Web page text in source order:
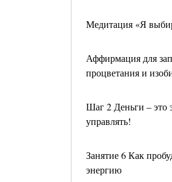
Медитация «Я
Аффирмация для
процветания и
Шаг 2 Деньги – это
управлять!
Занятие 6 Как
энергию